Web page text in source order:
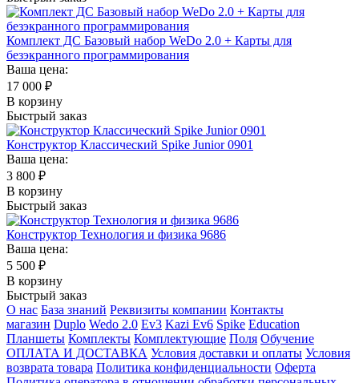
Комплект ДС Базовый набор WeDo 2.0 + Карты для
безэкранного программирования
Ваша цена:
17 000 ₽
В корзину
Быстрый заказ
Конструктор Классический Spike Junior 0901
Ваша цена:
3 800 ₽
В корзину
Быстрый заказ
Конструктор Технология и физика 9686
Ваша цена:
5 500 ₽
В корзину
Быстрый заказ
О нас База знаний Реквизиты компании Контакты
магазин Duplo Wedo 2.0 Ev3 Kazi Ev6 Spike Education
Планшеты Комплекты Комплектующие Поля Обучение
ОПЛАТА И ДОСТАВКА Условия доставки и оплаты Условия
возврата товара Политика конфиденциальности Оферта